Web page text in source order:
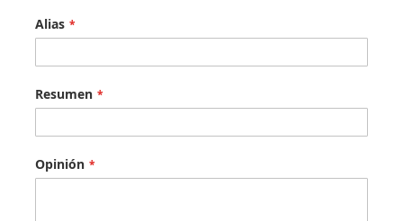
Alias
Resumen
Opinión